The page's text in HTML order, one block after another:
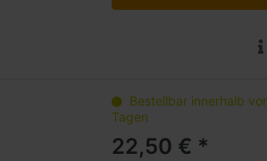
Bestellbar innerhalb
Tagen
22,50 € *